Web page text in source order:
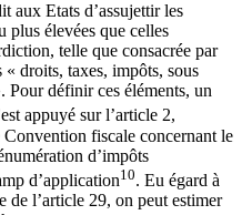
aux Etats d’assujettir les
plus élevées que celles
telle que consacrée par
droits, taxes, impôts, sous
Pour définir ces éléments, un
appuyé sur l’article 2,
fiscale concernant le
d’impôts
d’application10. Eu égard à
l’article 29, on peut estimer